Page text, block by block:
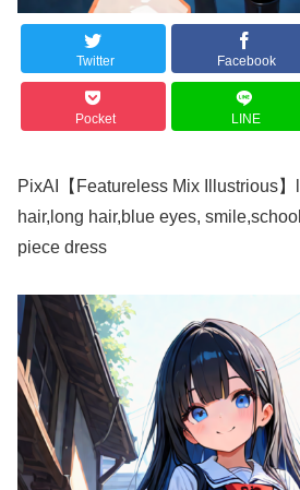
Twitter Facebook
Pocket LINE
PixAI【Featureless Mix Illustrious
hair,long hair,blue eyes,
piece dress